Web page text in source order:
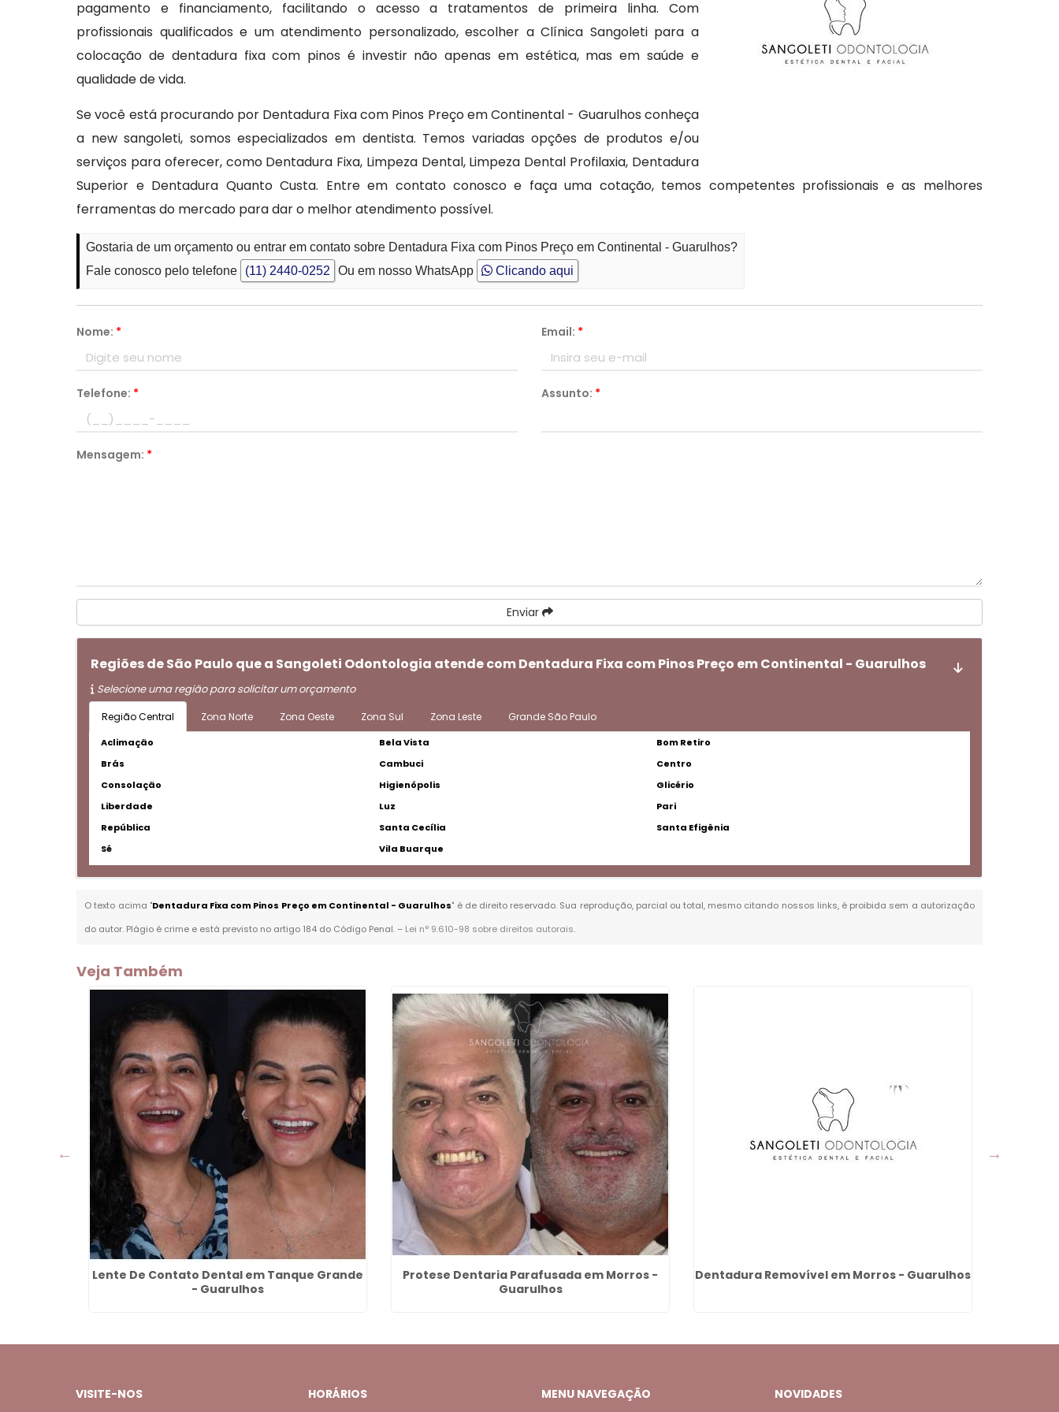
pagamento e financiamento, facilitando o acesso a tratamentos de primeira linha. Com
profissionais qualificados e um atendimento personalizado, escolher a Clínica Sangoleti para a
colocação de dentadura fixa com pinos é investir não apenas em estética, mas em saúde e
qualidade de vida.
Se você está procurando por Dentadura Fixa com Pinos Preço em Continental - Guarulhos conheça
a new sangoleti, somos especializados em dentista. Temos variadas opções de produtos e/ou
serviços para oferecer, como Dentadura Fixa, Limpeza Dental, Limpeza Dental Profilaxia, Dentadura
Superior e Dentadura Quanto Custa. Entre em contato conosco e faça uma cotação, temos competentes profissionais e as melhores
ferramentas do mercado para dar o melhor atendimento possível.
Gostaria de um orçamento ou entrar em contato sobre Dentadura Fixa com Pinos Preço em Continental - Guarulhos?
Fale conosco pelo telefone
(11) 2440-0252 Ou em nosso WhatsApp Clicando aqui
Nome: * Email: *
Telefone: * Assunto: *
Mensagem: *
Enviar
Regiões de São Paulo que a Sangoleti Odontologia atende com Dentadura Fixa com Pinos Preço em Continental - Guarulhos
Selecione uma região para solicitar um orçamento
Região Central Zona Norte Zona Oeste Zona Sul Zona Leste Grande São Paulo
Aclimação Bela Vista
Bom Retiro
Brás
Cambuci
Centro
Consolação
Higienópolis
Glicério
Liberdade
Luz
Pari
República
Santa Cecília
Santa Efigênia
Sé
Vila Buarque
O texto acima "Dentadura Fixa com Pinos Preço em Continental - Guarulhos" é de direito reservado. Sua reprodução, parcial ou total, mesmo citando nossos links, é proibida sem a autorização
do autor. Plágio é crime e está previsto no artigo 184 do Código Penal. – Lei n° 9.610-98 sobre direitos autorais.
Veja Também
Lente De Contato Dental em Tanque Grande
- Guarulhos
Protese Dentaria Parafusada em Morros -
Guarulhos
Dentadura Removível em Morros - Guarulhos
VISITE-NOS HORÁRIOS MENU NAVEGAÇÃO NOVIDADES